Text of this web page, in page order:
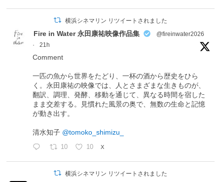
横浜シネマリン リツイートされました
Fire in Water 永田康祐映像作品集
@fireinwater2026
·
21h
Comment
一匹の魚から世界をたどり、一杯の酒から歴史をひら
く。永田康祐の映像では、人とさまざまな生きものが、
翻訳、調理、発酵、移動を通じて、異なる時間を宿した
まま交差する。見慣れた風景の奥で、無数の生命と記憶
が動き出す。
清水知子 @tomoko_shimizu_
10 10 X
横浜シネマリン リツイートされました